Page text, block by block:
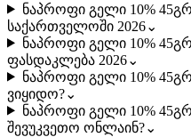
ნაპროფი გელი 10%
საქართველოში 2026⌄
ნაპროფი გელი 10%
ფასდაკლება 2026⌄
ნაპროფი გელი 10%
ვიყიდო?⌄
ნაპროფი გელი 10%
შევუკვეთო ონლაინ?⌄